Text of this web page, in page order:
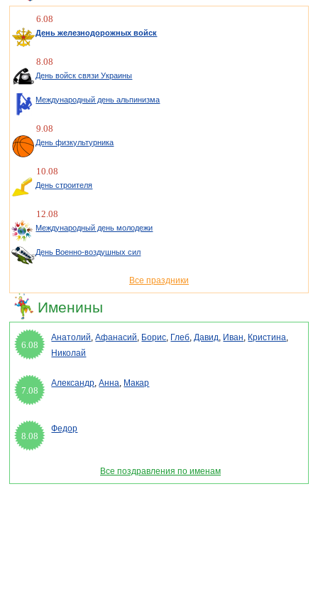
6.08
День железнодорожных войск
8.08
День войск связи Украины
Международный день альпинизма
9.08
День физкультурника
10.08
День строителя
12.08
Международный день молодежи
День Военно-воздушных сил
Все праздники
Именины
6.08
Анатолий,Афанасий, Борис, Глеб,Давид, Иван, Кристина,
Николай
7.08
Александр,Анна, Макар
8.08
Федор
Все поздравления по именам